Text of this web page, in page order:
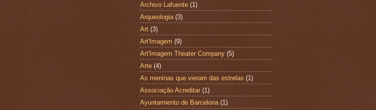
Archivo Lafuente (1)
Arqueologia (3)
Art (3)
Art'Imagem (9)
Art'Imagem Theater Company (5)
Arte (4)
As meninas que vieram das estrelas (1)
Associação Acreditar (1)
Ayuntamiento de Barcelona (1)